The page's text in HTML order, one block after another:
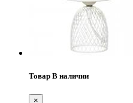
Товар В наличии
×